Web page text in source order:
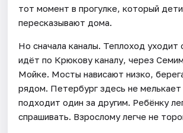
тот момент в прогулке, который
пересказывают дома.
Но сначала каналы. Теплоход уходит
идёт по Крюкову каналу, через
Мойке. Мосты нависают низко,
рядом. Петербург здесь не
подходит один за другим. Ребёнку
спрашивать. Взрослому легче не